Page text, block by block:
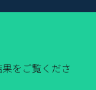
をご覧くださ